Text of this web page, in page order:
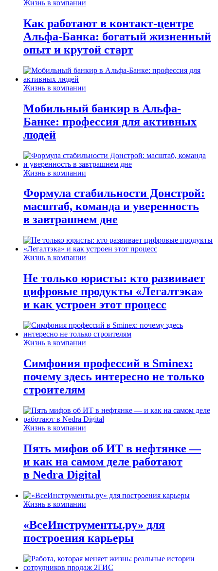
Жизнь в компании
Как работают в контакт-центре
Альфа-Банка: богатый жизненный
опыт и крутой старт
Жизнь в компании
Мобильный банкир в Альфа-
Банке: профессия для активных
людей
Жизнь в компании
Формула стабильности Донстрой:
масштаб, команда и уверенность
в завтрашнем дне
Жизнь в компании
Не только юристы: кто развивает
цифровые продукты «Легалтэка»
и как устроен этот процесс
Жизнь в компании
Симфония профессий в Sminex:
почему здесь интересно не только
строителям
Жизнь в компании
Пять мифов об ИТ в нефтянке —
и как на самом деле работают
в Nedra Digital
Жизнь в компании
«ВсеИнструменты.ру» для
построения карьеры